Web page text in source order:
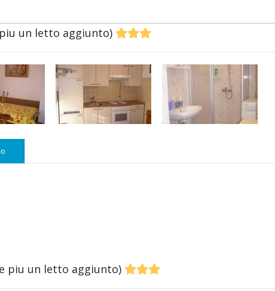
un letto aggiunto)
piu un letto aggiunto)